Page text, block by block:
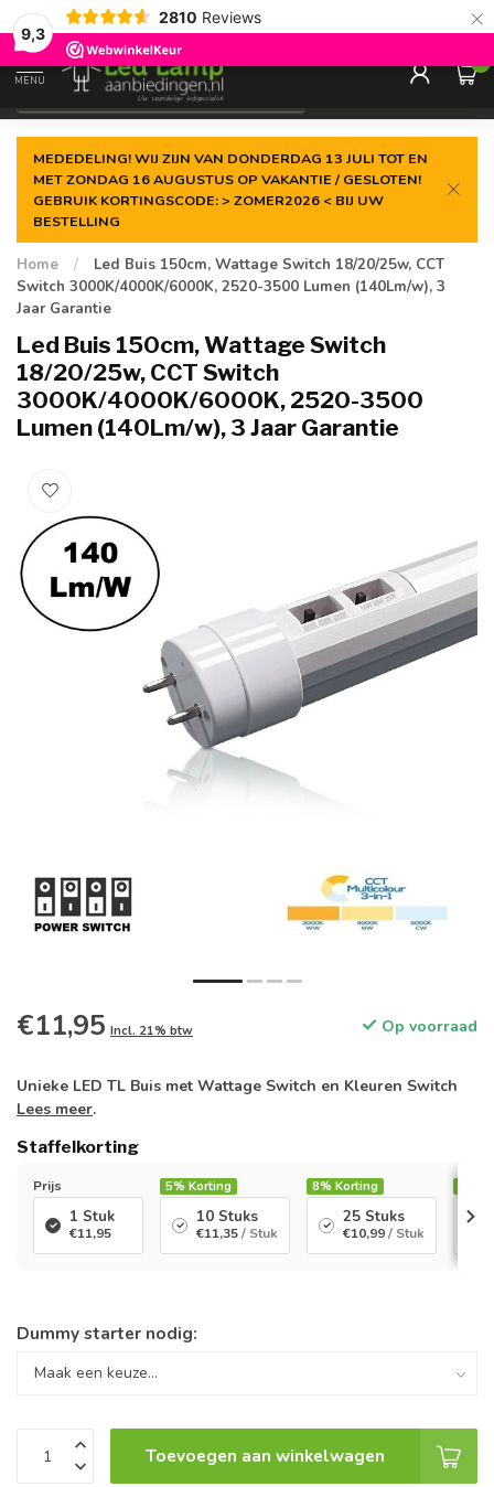
9,3
2810 Reviews ×
Gegarandeerde delaagste prijs
MENU
0
MEDEDELING! WIJ ZIJN VAN DONDERDAG 13 JULI TOT EN
MET ZONDAG 16 AUGUSTUS OP VAKANTIE / GESLOTEN!
GEBRUIK KORTINGSCODE: > ZOMER2026 < BIJ UW
BESTELLING
Home /
Led Buis 150cm, Wattage Switch 18/20/25w, CCT
Switch 3000K/4000K/6000K, 2520-3500 Lumen (140Lm/w), 3
Jaar Garantie
Led Buis 150cm, Wattage Switch
18/20/25w, CCT Switch
3000K/4000K/6000K, 2520-3500
Lumen (140Lm/w), 3 Jaar Garantie
€11,95 Incl. 21% btw Op voorraad
Unieke LED TL Buis met Wattage Switch en Kleuren Switch
Lees meer.
Staffelkorting
Prijs
1 Stuk
€11,95
5% Korting
10 Stuks
€11,35/ Stuk
8% Korting
25 Stuks
€10,99/ Stuk
Dummy starter nodig:
Toevoegen aan winkelwagen